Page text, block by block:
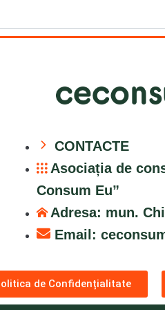
CONTACTE
Asociația de
Consum Eu”
Adresa: mun.
Email:
de Confidențialitate